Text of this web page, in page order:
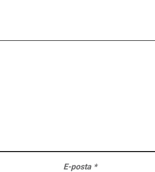
E-posta *